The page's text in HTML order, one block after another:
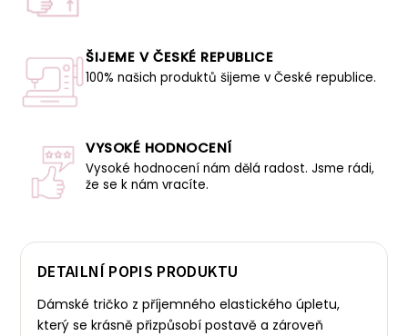
ŠIJEME V ČESKÉ REPUBLICE
100% našich produktů šijeme v České republice.
VYSOKÉ HODNOCENÍ
Vysoké hodnocení nám dělá radost. Jsme rádi,
že se k nám vracíte.
DETAILNÍ POPIS PRODUKTU
Dámské tričko z příjemného elastického úpletu,
který se krásně přizpůsobí postavě a zároveň